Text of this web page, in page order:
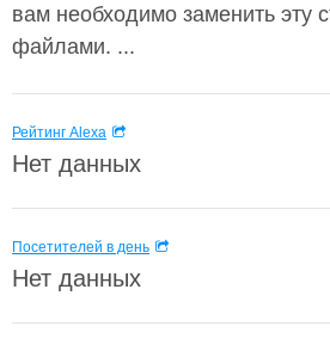
вам необходимо заменить эту
файлами. ...
Рейтинг Alexa
Нет данных
Посетителей в день
Нет данных